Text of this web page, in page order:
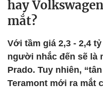
hay
mắt?
Với tầm giá 2,3 - 2,4
người nhắc đến sẽ là
Prado. Tuy nhiên,
Teramont mới ra mắt